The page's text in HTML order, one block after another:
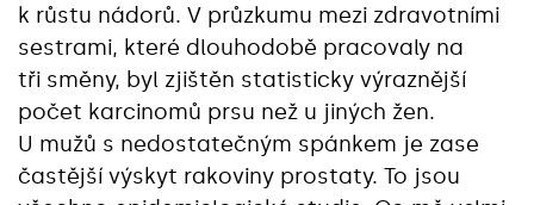
k růstu nádorů. V průzkumu mezi zdravotními
sestrami, které dlouhodobě pracovaly na
tři směny, byl zjištěn statisticky výraznější
počet karcinomů prsu než u jiných žen.
U mužů s nedostatečným spánkem je zase
častější výskyt rakoviny prostaty. To jsou